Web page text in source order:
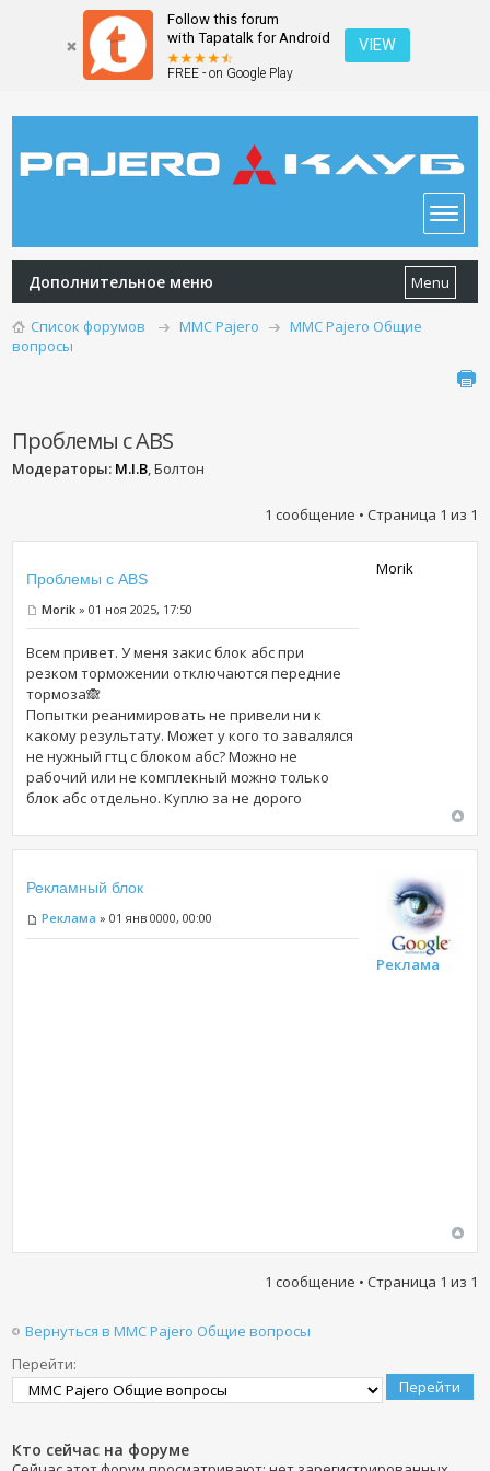
Follow this forum
with Tapatalk for Android
FREE - on Google Play
VIEW
Дополнительное меню Menu
Список форумов MMC Pajero
MMC Pajero Общие
вопросы
Проблемы с ABS
Модераторы: M.I.B, Болтон
1 сообщение • Страница 1 из 1
Проблемы с ABS
Morik » 01 ноя 2025, 17:50
Всем привет. У меня закис блок абс при
резком торможении отключаются передние
тормоза🙈
Попытки реанимировать не привели ни к
какому результату. Может у кого то завалялся
не нужный гтц с блоком абс? Можно не
рабочий или не комплекный можно только
блок абс отдельно. Куплю за не дорого
Morik
Рекламный блок
Реклама » 01 янв 0000, 00:00
Реклама
1 сообщение • Страница 1 из 1
Вернуться в MMC Pajero Общие вопросы
Перейти:
Кто сейчас на форуме